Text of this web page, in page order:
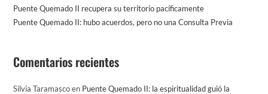
Puente Quemado II recupera su territorio pacíficamente
Puente Quemado II: hubo acuerdos, pero no una Consulta Previa
Comentarios recientes
Silvia Taramascoen Puente Quemado II: la espiritualidad guió la